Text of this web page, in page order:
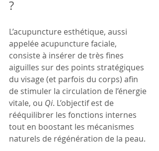
?
L’acupuncture esthétique, aussi
appelée acupuncture faciale,
consiste à insérer de très fines
aiguilles sur des points stratégiques
du visage (et parfois du corps) afin
de stimuler la circulation de l’énergie
vitale, ou Qi. L’objectif est de
rééquilibrer les fonctions internes
tout en boostant les mécanismes
naturels de régénération de la peau.